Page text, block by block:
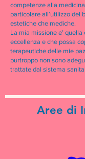
competenze alla
particolare all’utilizzo del
estetiche che mediche.
La mia missione e’
eccellenza e che possa
terapeutiche delle mie
purtroppo non sono
trattate dal sistema
Aree di